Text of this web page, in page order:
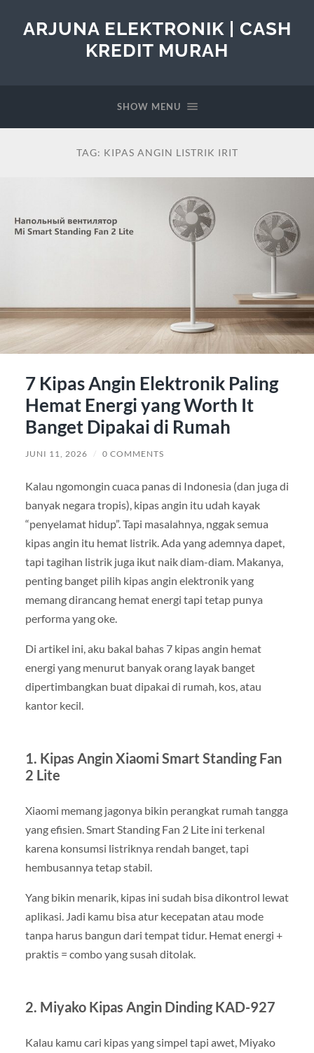
ARJUNA ELEKTRONIK | CASH
KREDIT MURAH
SHOW MENU
TAG: KIPAS ANGIN LISTRIK IRIT
7 Kipas Angin Elektronik Paling
Hemat Energi yang Worth It
Banget Dipakai di Rumah
JUNI 11, 2026 / 0 COMMENTS
Kalau ngomongin cuaca panas di Indonesia (dan juga di
banyak negara tropis), kipas angin itu udah kayak
“penyelamat hidup”. Tapi masalahnya, nggak semua
kipas angin itu hemat listrik. Ada yang ademnya dapet,
tapi tagihan listrik juga ikut naik diam-diam. Makanya,
penting banget pilih kipas angin elektronik yang
memang dirancang hemat energi tapi tetap punya
performa yang oke.
Di artikel ini, aku bakal bahas 7 kipas angin hemat
energi yang menurut banyak orang layak banget
dipertimbangkan buat dipakai di rumah, kos, atau
kantor kecil.
1. Kipas Angin Xiaomi Smart Standing Fan
2 Lite
Xiaomi memang jagonya bikin perangkat rumah tangga
yang efisien. Smart Standing Fan 2 Lite ini terkenal
karena konsumsi listriknya rendah banget, tapi
hembusannya tetap stabil.
Yang bikin menarik, kipas ini sudah bisa dikontrol lewat
aplikasi. Jadi kamu bisa atur kecepatan atau mode
tanpa harus bangun dari tempat tidur. Hemat energi +
praktis = combo yang susah ditolak.
2. Miyako Kipas Angin Dinding KAD-927
Kalau kamu cari kipas yang simpel tapi awet, Miyako